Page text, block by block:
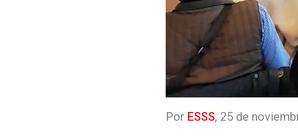
Por ESSS, 25 de